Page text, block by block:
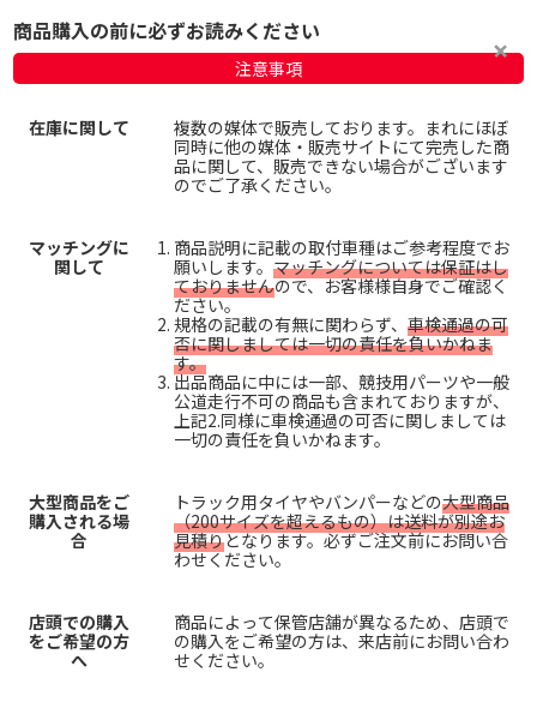
商品購入の前に必ずお読みください
注意事項
在庫に関して
複数の媒体で販売しております。まれにほぼ
同時に他の媒体・販売サイトにて完売した商
品に関して、販売できない場合がございます
のでご了承ください。
マッチングに
関して
商品説明に記載の取付車種はご参考程度でお
願いします。 マッチングについては保証はし
ておりませんので、お客様様自身でご確認く
ださい。
規格の記載の有無に関わらず、 車検通過の可
否に関しましては一切の責任を負いかねま
す。
出品商品に中には一部、競技用パーツや一般
公道走行不可の商品も含まれておりますが、
上記2.同様に車検通過の可否に関しましては
一切の責任を負いかねます。
大型商品をご
購入される場
合
トラック用タイヤやバンパーなどの大型商品
（200サイズを超えるもの）は送料が別途お
見積りとなります。必ずご注文前にお問い合
わせください。
店頭での購入
をご希望の方
へ
商品によって保管店舗が異なるため、店頭で
の購入をご希望の方は、来店前にお問い合わ
せください。